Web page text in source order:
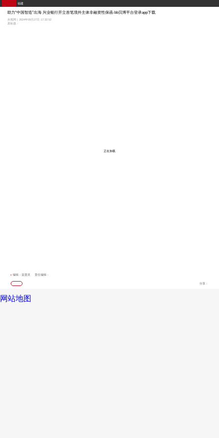
福建
助力“中国智造”出海 兴业银行开立首笔境外主体非融资性保函-bb贝博平台登录app下载
央视网 | 2024年09月27日 17:32:52
原标题：
正在加载
编辑：蓝楚灵 责任编辑：
分享：
网站地图